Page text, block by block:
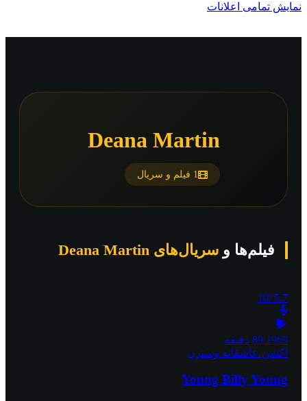
نمایش تمامی اعلانات
Deana Martin
1 فیلم و سریال
فیلم‌ها و سریال‌های Deana Martin
5.7
/10
1969 89 دقیقه
اکشن عاشقانه وسترن
Young Billy Young